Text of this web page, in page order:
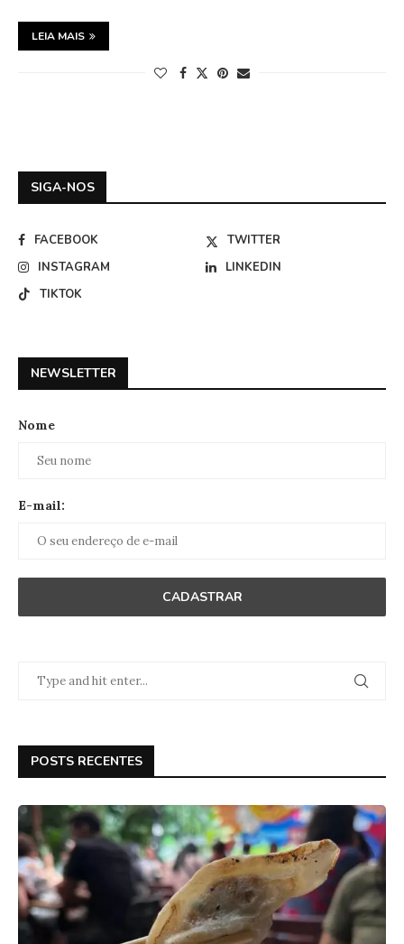
LEIA MAIS
SIGA-NOS
FACEBOOK
TWITTER
INSTAGRAM
LINKEDIN
TIKTOK
NEWSLETTER
Nome
E-mail:
POSTS RECENTES